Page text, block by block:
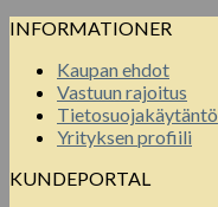
INFORMATIONER
Kaupan ehdot
Vastuun rajoitus
Tietosuojakäytäntö
Yrityksen profiili
KUNDEPORTAL